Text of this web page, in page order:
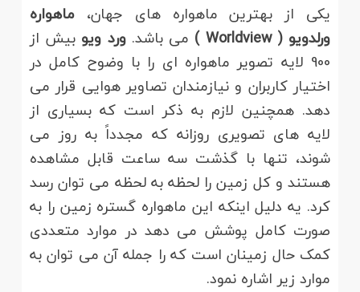
یکی از بهترین ماهواره های جهان، ماهواره
ورلدویو ( Worldview ) می باشد.ورد ویو بیش از
900 لایه تصویر ماهواره ای را با وضوح کامل در
اختیار کاربران و نیازمندان تصاویر هوایی قرار می
دهد. همچنین لازم به ذکر است که بسیاری از
لایه های تصویری روزانه که مجدداً به روز می
شوند، تنها با گذشت سه ساعت قابل مشاهده
هستند و کل زمین را لحظه به لحظه می توان رسد
کرد. یه دلیل اینکه این ماهواره گستره زمین را به
صورت کامل پوشش می دهد در موارد متعددی
کمک حال زمینان است که را جمله آن می توان به
موارد زیر اشاره نمود.